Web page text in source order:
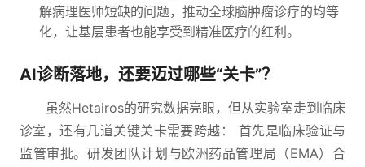
解病理医师短缺的问题，推动全球脑肿瘤诊疗的均等
化，让基层患者也能享受到精准医疗的红利。
AI诊断落地，还要迈过哪些“关卡”？
虽然Hetairos的研究数据亮眼，但从实验室走到临床
诊室，还有几道关键关卡需要跨越： 首先是临床验证与
监管审批。研发团队计划与欧洲药品管理局（EMA）合